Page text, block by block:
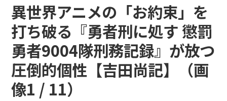
異世界アニメの「お約束」を
打ち破る『勇者刑に処す 懲罰
勇者9004隊刑務記録』が放つ
圧倒的個性【吉田尚記】（画
像1 / 11）